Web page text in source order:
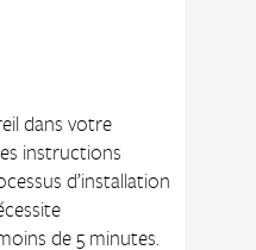
dans votre
instructions
d’installation
de 5 minutes.